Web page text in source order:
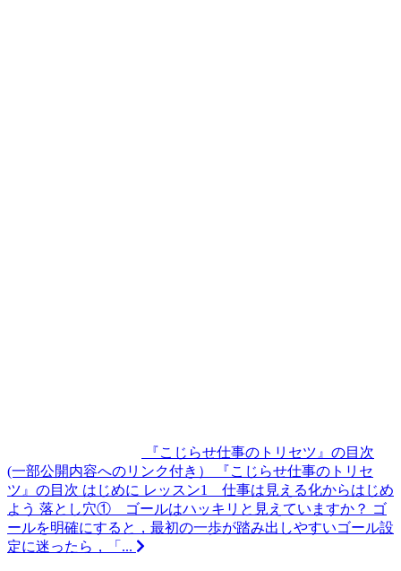
『こじらせ仕事のトリセツ』の目次
(一部公開内容へのリンク付き）
『こじらせ仕事のトリセ
ツ』の目次 はじめに レッスン1 仕事は見える化からはじめ
よう 落とし穴① ゴールはハッキリと見えていますか？ ゴ
ールを明確にすると，最初の一歩が踏み出しやすいゴール設
定に迷ったら，「...